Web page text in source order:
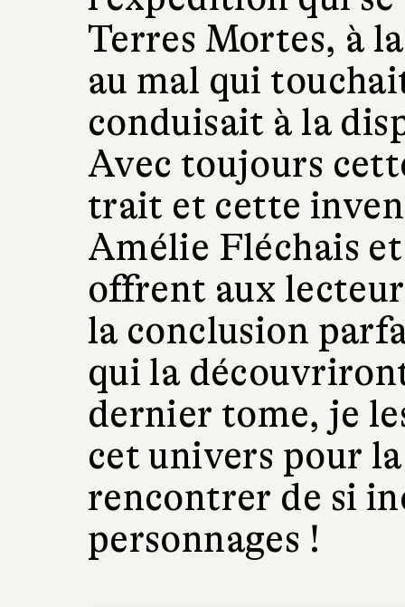
Terres Mortes, à
au mal qui
conduisait à la
Avec toujours
trait et cette
Amélie Fléchais
offrent aux
la conclusion
qui la
dernier tome, je
cet univers pour
rencontrer de si
personnages !